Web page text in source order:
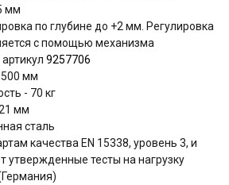
мм
по глубине до +2 мм. Регулировка
с помощью механизма
9257706
мм
- 70 кг
мм
сталь
качества EN 15338, уровень 3, и
тесты на нагрузку